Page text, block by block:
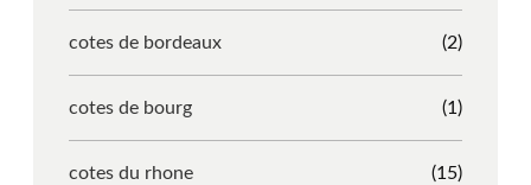
cotes de bordeaux (2)
cotes de bourg (1)
cotes du rhone (15)